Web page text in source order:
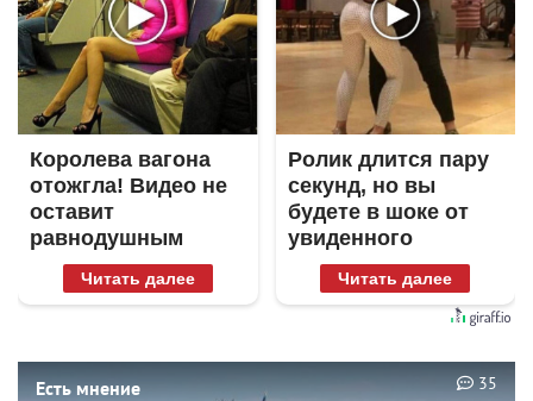
Королева вагона
отожгла! Видео не
оставит
равнодушным
Читать далее
Ролик длится пару
секунд, но вы
будете в шоке от
увиденного
Читать далее
Есть мнение 35